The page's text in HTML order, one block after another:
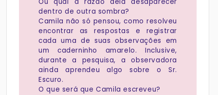
dentro de outra sombra?
Camila não só pensou, como resolveu
encontrar as respostas e registrar
cada uma de suas observações em
um caderninho amarelo. Inclusive,
durante a pesquisa, a observadora
ainda aprendeu algo sobre o Sr.
Escuro.
O que será que Camila escreveu?